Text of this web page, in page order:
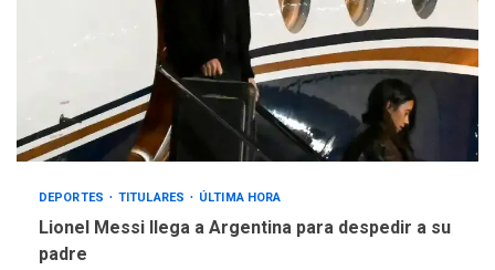
DEPORTES TITULARES ÚLTIMA HORA
Lionel Messi llega a Argentina para despedir a su
padre